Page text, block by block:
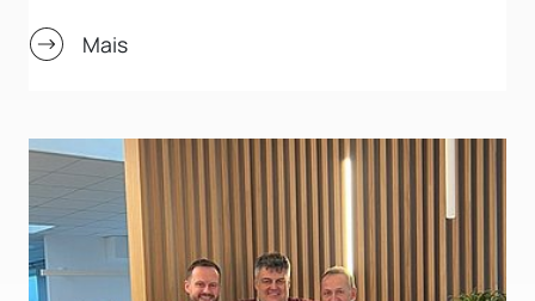
nossa gama de produtos foi totalmente adaptada
Mais